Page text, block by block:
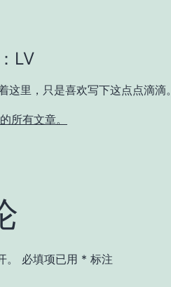
LV
这里，只是喜欢写下这点点滴滴。
所有文章。
必填项已用 * 标注